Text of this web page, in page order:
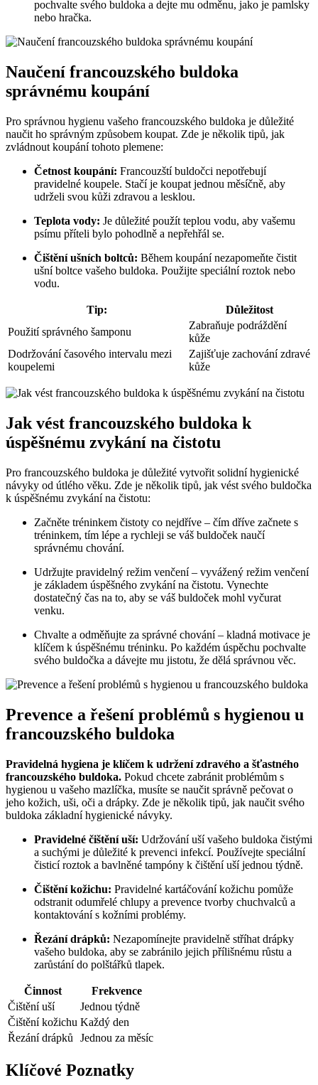
pochvalte svého buldoka a dejte mu odměnu, jako je pamlsky
nebo hračka.
Naučení francouzského buldoka
správnému koupání
Pro správnou hygienu vašeho francouzského buldoka je důležité
naučit ho správným způsobem koupat. Zde je několik tipů, jak
zvládnout koupání tohoto plemene:
Četnost koupání: Francouzští buldočci nepotřebují
pravidelné koupele. Stačí je koupat jednou měsíčně, aby
udrželi svou kůži zdravou a lesklou.
Teplota vody: Je důležité použít teplou vodu, aby vašemu
psímu příteli bylo pohodlně a nepřehřál se.
Čištění ušních boltců: Během koupání nezapomeňte čistit
ušní boltce vašeho buldoka. Použijte speciální roztok nebo
vodu.
Tip:
Důležitost
Použití správného šamponu
Zabraňuje podráždění
kůže
Dodržování časového intervalu mezi
koupelemi
Zajišťuje zachování zdravé
kůže
Jak vést francouzského buldoka k
úspěšnému zvykání na čistotu
Pro francouzského buldoka je důležité vytvořit solidní hygienické
návyky od útlého věku. Zde je několik tipů, jak vést svého buldočka
k úspěšnému zvykání na čistotu:
Začněte tréninkem čistoty co nejdříve – čím dříve začnete s
tréninkem, tím lépe a rychleji se váš buldoček naučí
správnému chování.
Udržujte pravidelný režim venčení – vyvážený režim venčení
je základem úspěšného zvykání na čistotu. Vynechte
dostatečný čas na to, aby se váš buldoček mohl vyčurat
venku.
Chvalte a odměňujte za správné chování – kladná motivace je
klíčem k úspěšnému tréninku. Po každém úspěchu pochvalte
svého buldočka a dávejte mu jistotu, že dělá správnou věc.
Prevence a řešení problémů s hygienou u
francouzského buldoka
Pravidelná hygiena je klíčem k udržení zdravého a šťastného
francouzského buldoka. Pokud chcete zabránit problémům s
hygienou u vašeho mazlíčka, musíte se naučit správně pečovat o
jeho kožich, uši, oči a drápky. Zde je několik tipů, jak naučit svého
buldoka základní hygienické návyky.
Pravidelné čištění uší: Udržování uší vašeho buldoka čistými
a suchými je důležité k prevenci infekcí. Používejte speciální
čisticí roztok a bavlněné tampóny k čištění uší jednou týdně.
Čištění kožichu: Pravidelné kartáčování kožichu pomůže
odstranit odumřelé chlupy a prevence tvorby chuchvalců a
kontaktování s kožními problémy.
Řezání drápků: Nezapomínejte pravidelně stříhat drápky
vašeho buldoka, aby se zabránilo jejich přílišnému růstu a
zarůstání do polštářků tlapek.
Činnost
Frekvence
Čištění uší
Jednou týdně
Čištění kožichu Každý den
Řezání drápků
Jednou za měsíc
Klíčové Poznatky